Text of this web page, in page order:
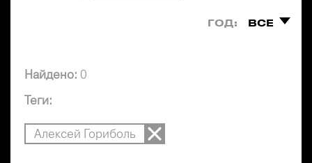
ГОД: ВСЕ
Найдено: 0
Теги:
Алексей Гориболь